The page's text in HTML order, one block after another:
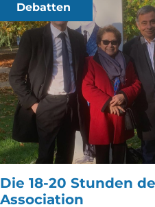
Debatten
Die 18-20 Stunden
Association